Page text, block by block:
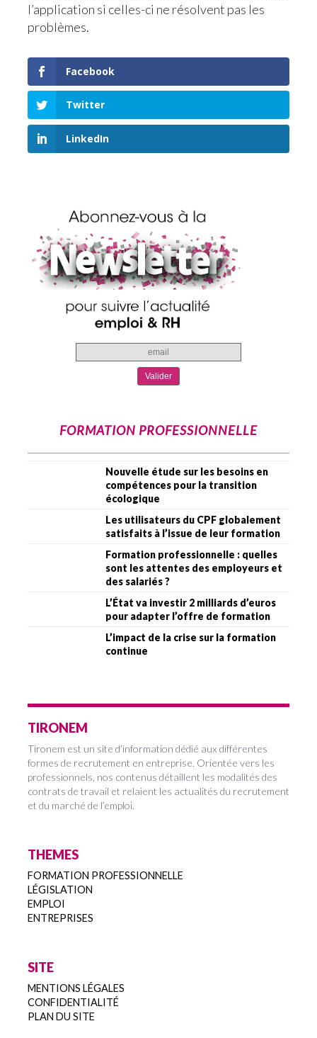
l’application si celles-ci ne résolvent pas les
problèmes.
Facebook
Twitter
LinkedIn
FORMATION PROFESSIONNELLE
Nouvelle étude sur les besoins en
compétences pour la transition
écologique
Les utilisateurs du CPF globalement
satisfaits à l’issue de leur formation
Formation professionnelle : quelles
sont les attentes des employeurs et
des salariés ?
L’État va investir 2 milliards d’euros
pour adapter l’offre de formation
L’impact de la crise sur la formation
continue
TIRONEM
Tironem est un site d’information dédié aux différentes
formes de recrutement en entreprise. Orientée vers les
professionnels, nos contenus détaillent les modalités des
contrats de travail et relaient les actualités du recrutement
et du marché de l’emploi.
THEMES
FORMATION PROFESSIONNELLE
LÉGISLATION
EMPLOI
ENTREPRISES
SITE
MENTIONS LÉGALES
CONFIDENTIALITÉ
PLAN DU SITE